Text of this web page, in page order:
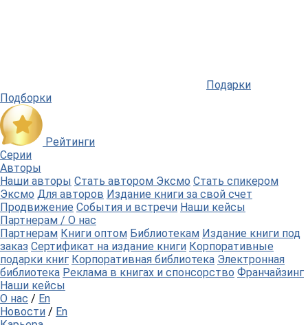
Подарки
Подборки
Рейтинги
Серии
Авторы
Наши авторы Стать автором Эксмо Стать спикером
Эксмо Для авторов Издание книги за свой счет
Продвижение События и встречи Наши кейсы
Партнерам / О нас
Партнерам Книги оптом Библиотекам Издание книги под
заказ Сертификат на издание книги Корпоративные
подарки книг Корпоративная библиотека Электронная
библиотека Реклама в книгах и спонсорство Франчайзинг
Наши кейсы
О нас / En
Новости / En